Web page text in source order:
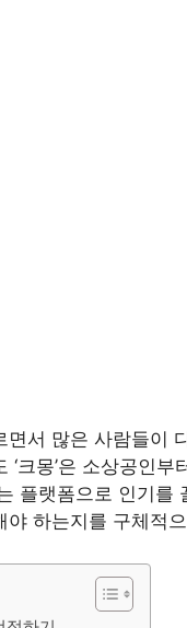
면서 많은 사람들이
‘크몽’은 소상공인
플랫폼으로 인기를
야 하는지를 구체적